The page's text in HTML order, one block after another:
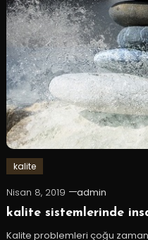
kalite
Nisan 8, 2019
admin
kalite sistemlerinde
Kalite problemleri çoğu